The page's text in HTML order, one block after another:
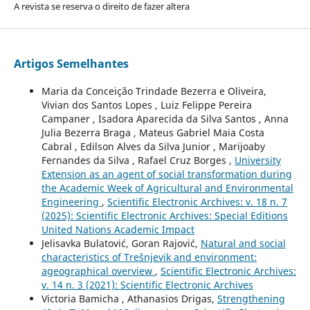
A revista se reserva o direito de fazer altera
Artigos Semelhantes
Maria da Conceição Trindade Bezerra e Oliveira,
Vivian dos Santos Lopes , Luiz Felippe Pereira
Campaner , Isadora Aparecida da Silva Santos , Anna
Julia Bezerra Braga , Mateus Gabriel Maia Costa
Cabral , Edilson Alves da Silva Junior , Marijoaby
Fernandes da Silva , Rafael Cruz Borges , University
Extension as an agent of social transformation during
the Academic Week of Agricultural and Environmental
Engineering , Scientific Electronic Archives: v. 18 n. 7
(2025): Scientific Electronic Archives: Special Editions
United Nations Academic Impact
Jelisavka Bulatović, Goran Rajović, Natural and social
characteristics of Trešnjevik and environment:
ageographical overview , Scientific Electronic Archives:
v. 14 n. 3 (2021): Scientific Electronic Archives
Victoria Bamicha , Athanasios Drigas, Strengthening